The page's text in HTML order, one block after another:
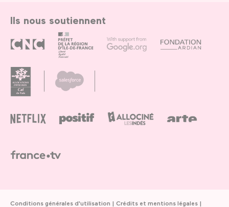
Ils nous soutiennent
Conditions générales d'utilisation
Crédits et mentions légales